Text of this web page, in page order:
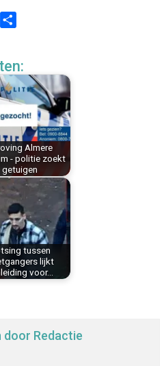
W
e
n
Almere
- politie zoekt
getuigen
tussen
lijkt
voor…
door Redactie